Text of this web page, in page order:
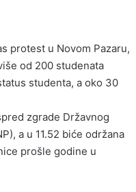
protest u Novom Pazaru,
od 200 studenata
studenta, a oko 30
zgrade Državnog
a u 11.52 biće održana
prošle godine u